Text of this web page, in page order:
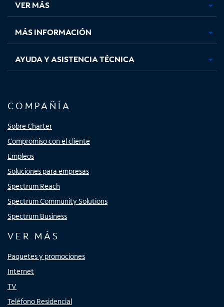
pestaña
nueva
pestaña
nueva
pestaña
nuevanueva
VER MÁS
MÁS INFORMACIÓN
AYUDA Y ASISTENCIA TÉCNICA
COMPAÑÍA
Sobre Charter
Compromiso con el cliente
Empleos
Soluciones para empresas
Spectrum Reach
Spectrum Community Solutions
Spectrum Business
VER MÁS
Paquetes y promociones
Internet
TV
Teléfono Residencial